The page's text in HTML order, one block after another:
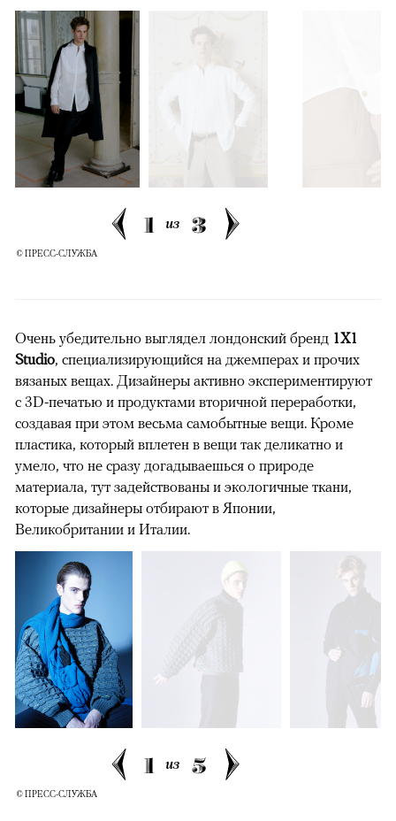
1 из 3
© ПРЕСС-СЛУЖБА
00:00 / 00:00
Очень убедительно выглядел лондонский бренд 1X1
Studio, специализирующийся на джемперах и прочих
вязаных вещах. Дизайнеры активно экспериментируют
с 3D-печатью и продуктами вторичной переработки,
создавая при этом весьма самобытные вещи. Кроме
пластика, который вплетен в вещи так деликатно и
умело, что не сразу догадываешься о природе
материала, тут задействованы и экологичные ткани,
которые дизайнеры отбирают в Японии,
Великобритании и Италии.
1 из 5
© ПРЕСС-СЛУЖБА